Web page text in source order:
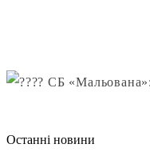
СБ
Останнi новини